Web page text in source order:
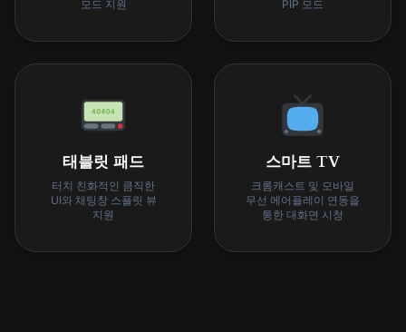
모드 지원 PIP 모드
태블릿 패드
터치 친화적인 큼직한
UI와 채팅창 스플릿 뷰
지원
스마트 TV
크롬캐스트 및 모바일
무선 에어플레이 연동을
통한 대화면 시청